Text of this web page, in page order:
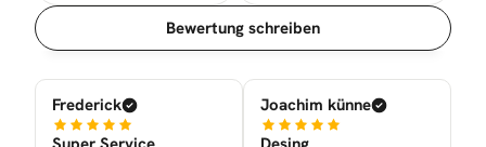
Sortierung
Bewertung schreiben
Frederick
Joachim künne